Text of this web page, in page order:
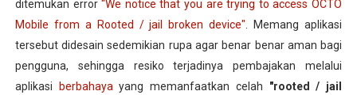
ditemukan error"We notice that you are trying to access OCTO
Mobile from a Rooted / jail broken device" . Memang aplikasi
tersebut didesain sedemikian rupa agar benar benar aman bagi
pengguna, sehingga resiko terjadinya pembajakan melalui
aplikasi
berbahaya yang memanfaatkan celah "rooted / jail